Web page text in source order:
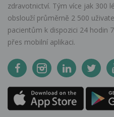
zdravotnictví. Tým více jak 300
obslouží průměrně 2 500
pacientům k dispozici 24 hodin
přes mobilní aplikaci.